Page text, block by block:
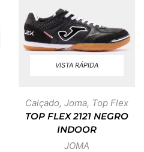
VISTA RÁPIDA
Calçado, Joma, Top Flex
TOP FLEX 2121 NEGRO
INDOOR
JOMA